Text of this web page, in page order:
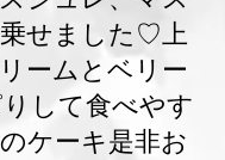
せました♡上
ームとベリー
して食べやす
ケーキ是非お